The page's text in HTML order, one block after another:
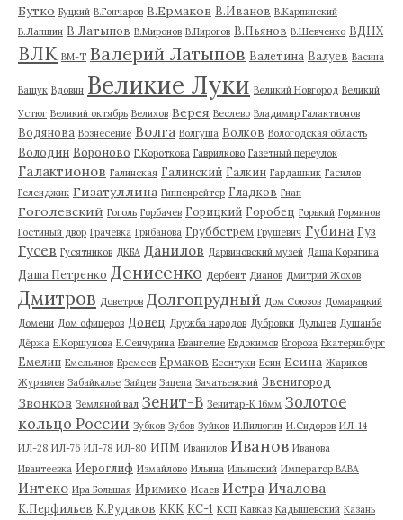
Бутко Буцкий В.Гончаров В.Ермаков В.Иванов В.Карпинский
В.Лапшин В.Латыпов В.Миронов В.Пирогов В.Пьянов В.Шевченко ВДНХ
ВЛК ВМ-Т Валерий Латыпов Валетина Валуев Васина
Ващук Вдовин Великие Луки Великий Новгород Великий
Устюг Великий октябрь Велихов Верея Веслево Владимир Галактионов
Водянова Вознесение Волга Волгуша Волков Вологодская область
Володин Вороново Г.Короткова Гаврилково Газетный переулок
Галактионов Галинская Галинский Галкин Гардашник Гасилов
Геленджик Гизатуллина Гиппенрейтер Гладков Гнап
Гоголевский Гоголь Горбачев Горицкий Горобец Горький Горяинов
Гостиный двор Грачевка Грибанова Груббстрем Грушевич Губина Гуз
Гусев Гусятников ДКБА Данилов Дарвиновский музей Даша Корягина
Даша Петренко Денисенко Дербент Дианов Дмитрий Жохов
Дмитров Доветров Долгопрудный Дом Союзов Домарацкий
Домени Дом офицеров Донец Дружба народов Дубровки Дульцев Душанбе
Дёржа Е.Коршунова Е.Сенчурина Евангелие Евдокимов Егорова Екатеринбург
Емелин Емельянов Еремеев Ермаков Есентуки Есин Есина Жариков
Журавлев Забайкалье Зайцев Зацепа Зачатьевский Звенигород
Звонков Земляной вал Зенит-В Зенитар-К 16мм Золотое
кольцо России Зубков Зубов Зуйков И.Пилюгин И.Сидоров ИЛ-14
ИЛ-28 ИЛ-76 ИЛ-78 ИЛ-80 ИПМ Иванилов Иванов Иванова
Ивантеевка Иероглиф Измайлово Ильина Ильинский Император ВАВА
Интеко Ира Большая Иримико Исаев Истра Ичалова
К.Перфильев К.Рудаков ККК КС-1 КСП Кавказ Кадышевский Казань